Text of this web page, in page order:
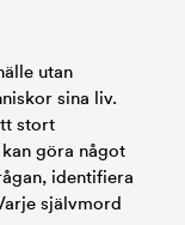
utan
sina liv.
stort
göra något
identifiera
självmord